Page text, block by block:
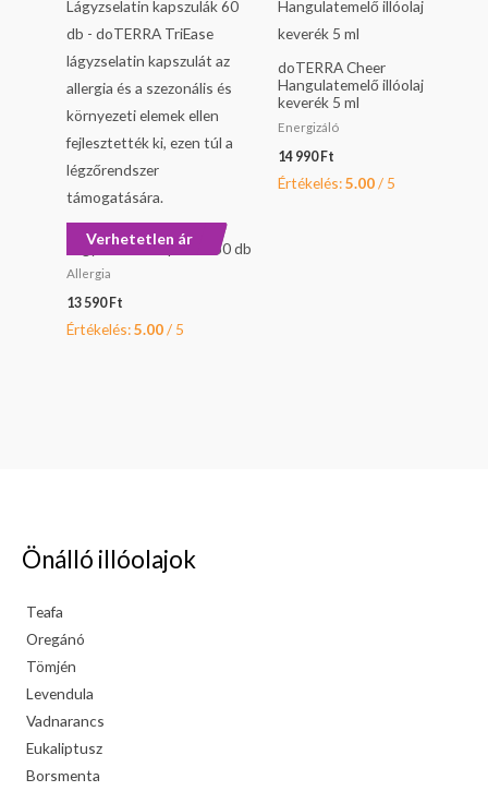
Verhetetlen ár
doTERRA TriEase-
Lágyzselatin kapszula 60 db
Allergia
13 590 Ft
Értékelés:5.00/ 5
doTERRA Cheer
Hangulatemelő illóolaj
keverék 5 ml
Energizáló
14 990 Ft
Értékelés:5.00/ 5
Önálló illóolajok
Teafa
Oregánó
Tömjén
Levendula
Vadnarancs
Eukaliptusz
Borsmenta